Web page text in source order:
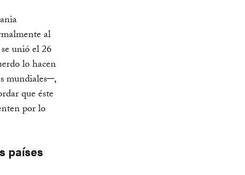
al
unió el 26
lo hacen
mundiales─,
que éste
por lo
países